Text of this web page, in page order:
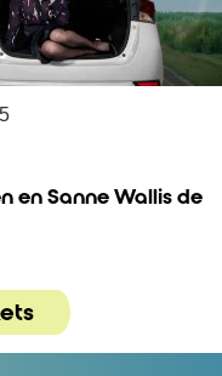
en Sanne Wallis de